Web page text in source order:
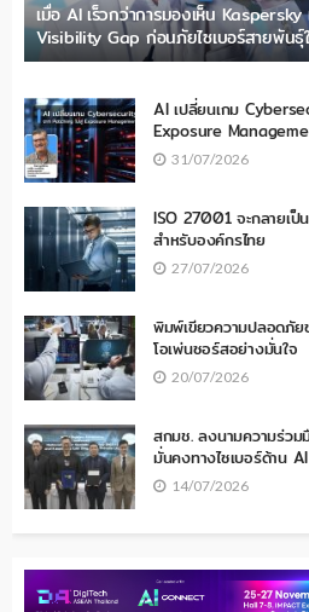
เมื่อ AI เร็วกว่าการมองเห็น
Visibility Gap ก่อนภัยไซเบอร์สายพันธุ์
AI เปลี่ยนเกม
Exposure
31/07/2026
ISO 27001 จะกลายเ
สำหรับองค์กรไทย
27/07/2026
พิมพ์เขียวความปลอดภั
โอเพ่นซอร์สอย่างมั่นใจ
20/07/2026
สกมช. ลงนามความร่วม
มั่นคงทางไซเบอร์ด้าน AI
14/07/2026